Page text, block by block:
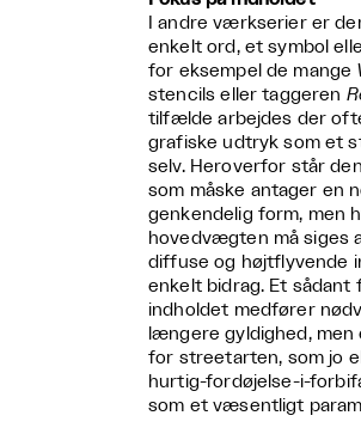
I andre værkserier er
enkelt ord, et symbol
for eksempel de mange
stencils eller taggeren
tilfælde arbejdes der
grafiske udtryk som et
selv. Heroverfor står
som måske antager en
genkendelig form, men
hovedvægten må siges
diffuse og højtflyvende
enkelt bidrag. Et sådant
indholdet medfører
længere gyldighed, men
for streetarten, som jo
hurtig-fordøjelse-i-
som et væsentligt